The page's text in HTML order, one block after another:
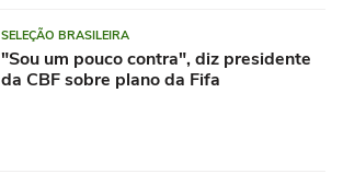
SELEÇÃO BRASILEIRA
"Sou um pouco contra", diz presidente
da CBF sobre plano da Fifa